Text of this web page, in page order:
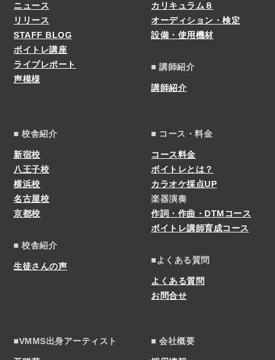
ニュース
リリース
STAFF BLOG
ボイトレ講座
ライブレポート
声模様
カリキュラム８
オーディション・検定
設備・使用機材
■ 講師紹介
講師紹介
■ 校舎紹介
新宿校
八王子校
横浜校
名古屋校
京都校
■ 校舎紹介
生徒さんの声
■ コース・料金
コース料金
ボイトレとは？
カラオケ採点UP
楽器演奏
作詞・作曲・DTMコース
ボイトレ講師育成コース
■よくある質問
よくある質問
お問合せ
■VMMS出身アーティスト ■ 会社概要